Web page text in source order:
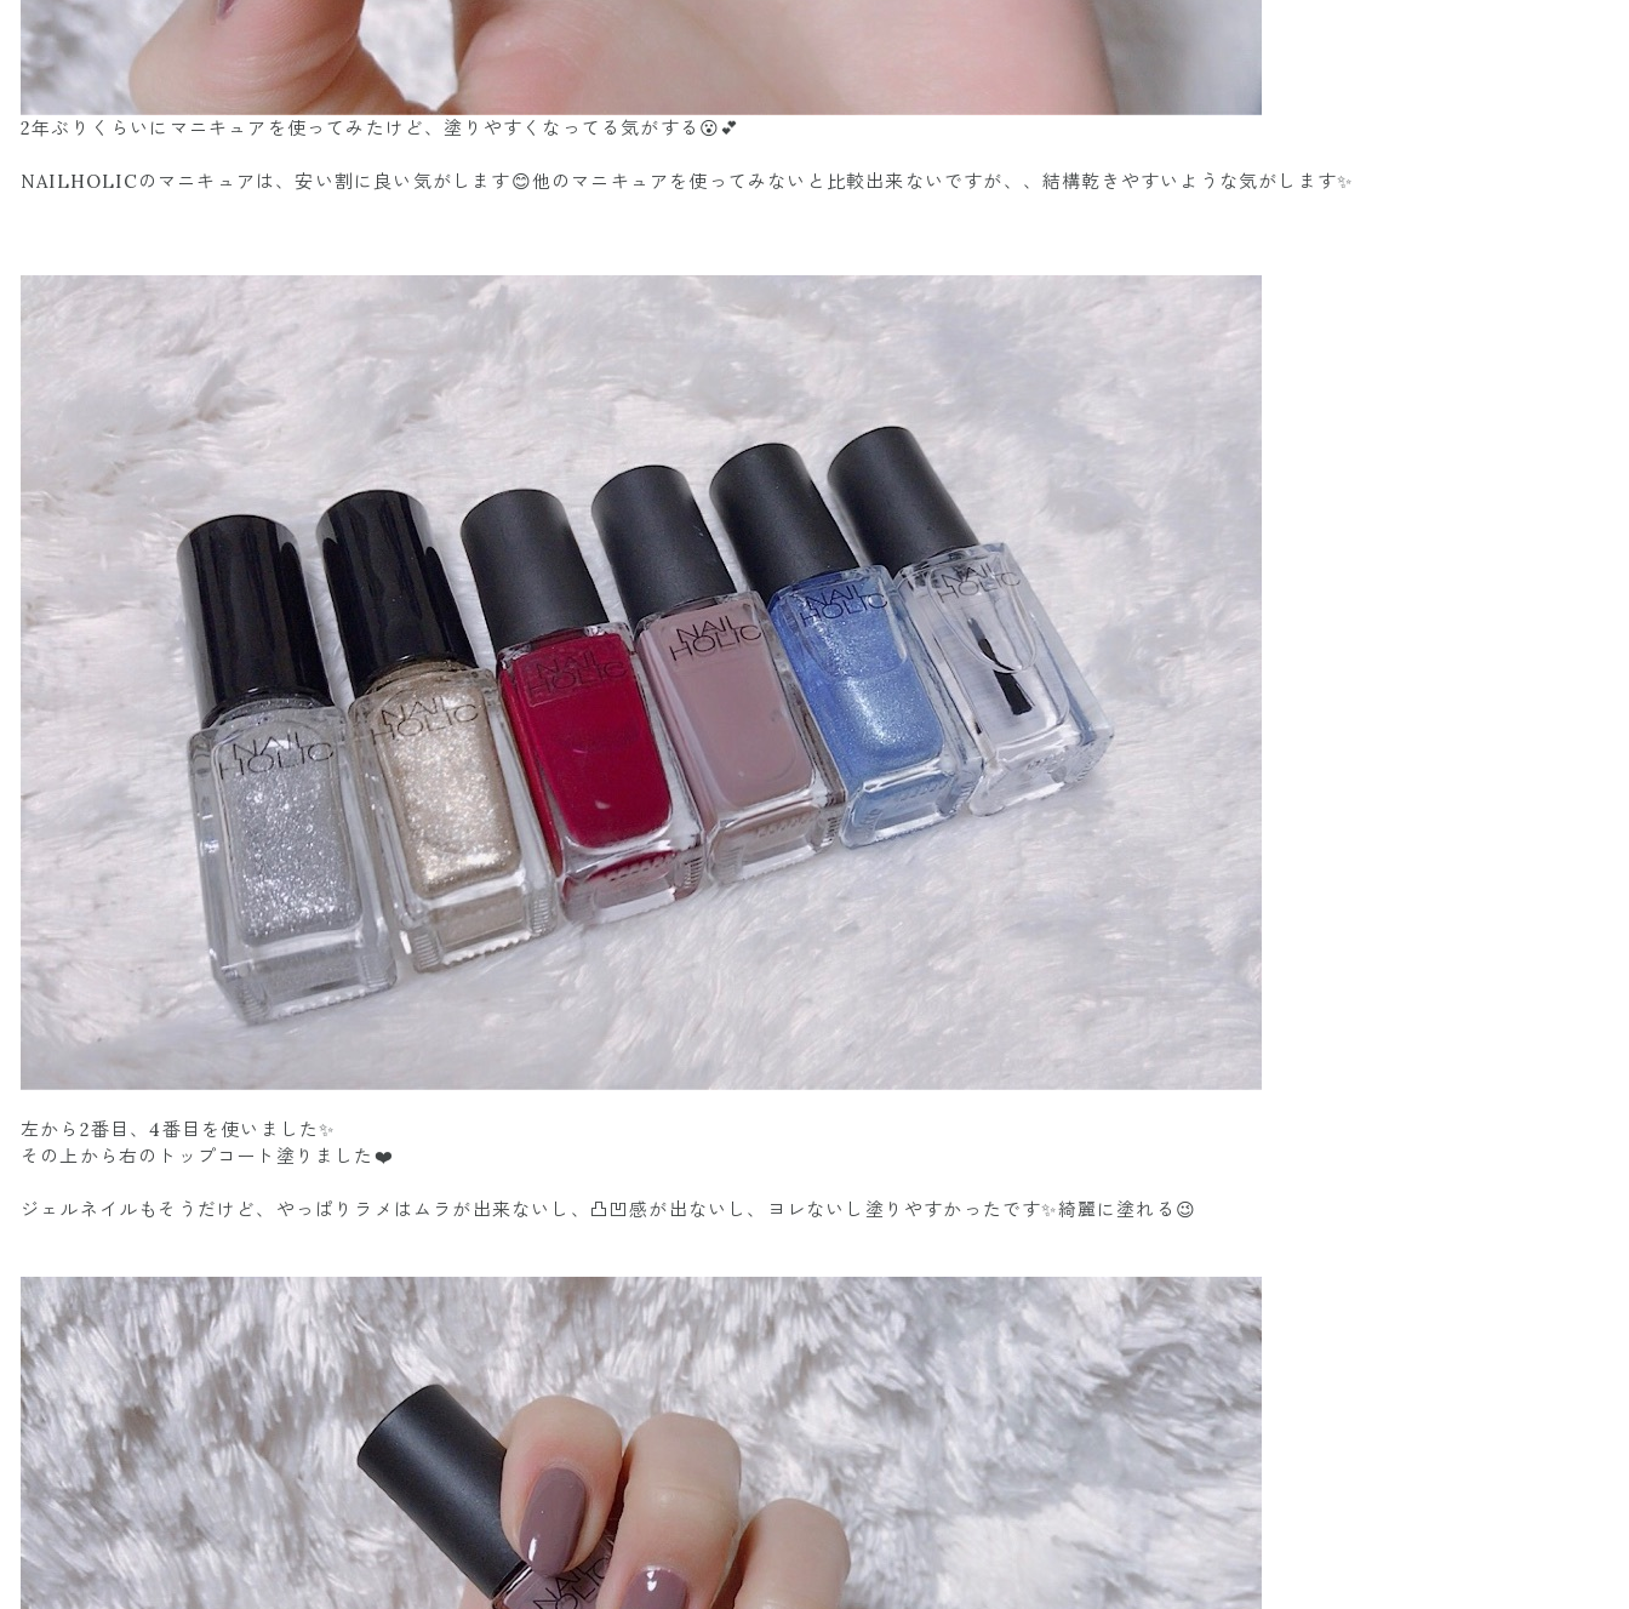
2年ぶりくらいにマニキュアを使ってみたけど、塗りやすくなってる気がする😮💕
NAILHOLICのマニキュアは、安い割に良い気がします😊他のマニキュアを使ってみないと比較出来ないですが、、結構乾きやすいような気がします✨
左から2番目、4番目を使いました✨
その上から右のトップコート塗りました❤️
ジェルネイルもそうだけど、やっぱりラメはムラが出来ないし、凸凹感が出ないし、ヨレないし塗りやすかったです✨綺麗に塗れる😉